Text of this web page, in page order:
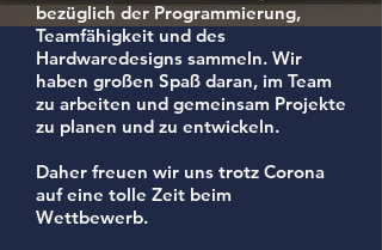
bezüglich der Programmierung,
Teamfähigkeit und des
Hardwaredesigns sammeln. Wir
haben großen Spaß daran, im Team
zu arbeiten und gemeinsam Projekte
zu planen und zu entwickeln.
Daher freuen wir uns trotz Corona
auf eine tolle Zeit beim
Wettbewerb.